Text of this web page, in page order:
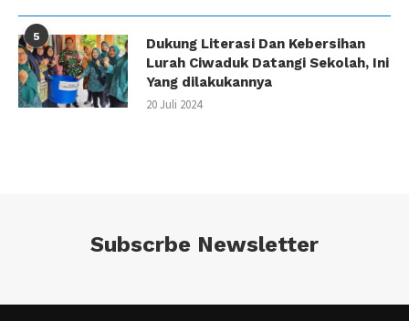
5
Dukung Literasi Dan Kebersihan
Lurah Ciwaduk Datangi Sekolah, Ini
Yang dilakukannya
20 Juli 2024
Subscrbe Newsletter